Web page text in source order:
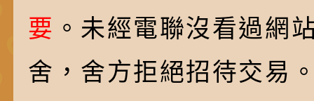
要 。未經電聯沒看過網
舍，舍方拒絕招待交易